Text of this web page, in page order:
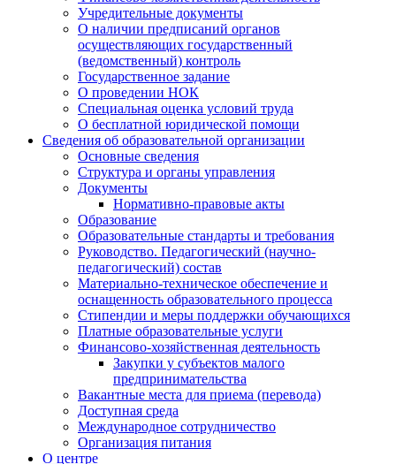
Учредительные документы
О наличии предписаний органов
осуществляющих государственный
(ведомственный) контроль
Государственное задание
О проведении НОК
Специальная оценка условий труда
О бесплатной юридической помощи
Сведения об образовательной организации
Основные сведения
Структура и органы управления
Документы
Нормативно-правовые акты
Образование
Образовательные стандарты и требования
Руководство. Педагогический (научно-
педагогический) состав
Материально-техническое обеспечение и
оснащенность образовательного процесса
Стипендии и меры поддержки обучающихся
Платные образовательные услуги
Финансово-хозяйственная деятельность
Закупки у субъектов малого
предпринимательства
Вакантные места для приема (перевода)
Доступная среда
Международное сотрудничество
Организация питания
О центре